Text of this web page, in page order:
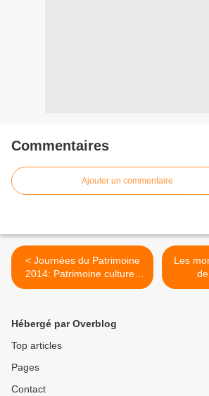
Commentaires
Ajouter un commentaire
< Journées du Patrimoine
2014: Patrimoine culturel,
patrimoine naturel
Les
Hébergé par Overblog
Top articles
Pages
Contact